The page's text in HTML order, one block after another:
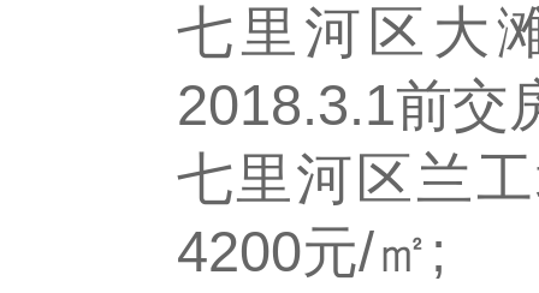
七里河区大
2018.3.1前交
七里河区兰
4200元/㎡;